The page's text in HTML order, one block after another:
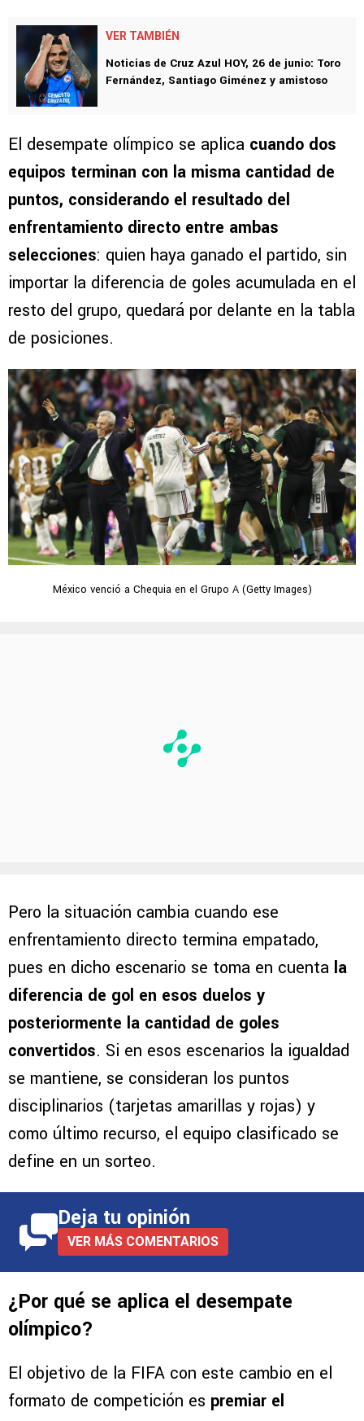
VER TAMBIÉN
Noticias de Cruz Azul HOY, 26 de junio: Toro
Fernández, Santiago Giménez y amistoso
El desempate olímpico se aplica cuando dos
equipos terminan con la misma cantidad de
puntos, considerando el resultado del
enfrentamiento directo entre ambas
selecciones: quien haya ganado el partido, sin
importar la diferencia de goles acumulada en el
resto del grupo, quedará por delante en la tabla
de posiciones.
México venció a Chequia en el Grupo A (Getty Images)
Pero la situación cambia cuando ese
enfrentamiento directo termina empatado,
pues en dicho escenario se toma en cuenta la
diferencia de gol en esos duelos y
posteriormente la cantidad de goles
convertidos. Si en esos escenarios la igualdad
se mantiene, se consideran los puntos
disciplinarios (tarjetas amarillas y rojas) y
como último recurso, el equipo clasificado se
define en un sorteo.
Deja tu opinión
VER MÁS COMENTARIOS
¿Por qué se aplica el desempate
olímpico?
El objetivo de la FIFA con este cambio en el
formato de competición es premiar el